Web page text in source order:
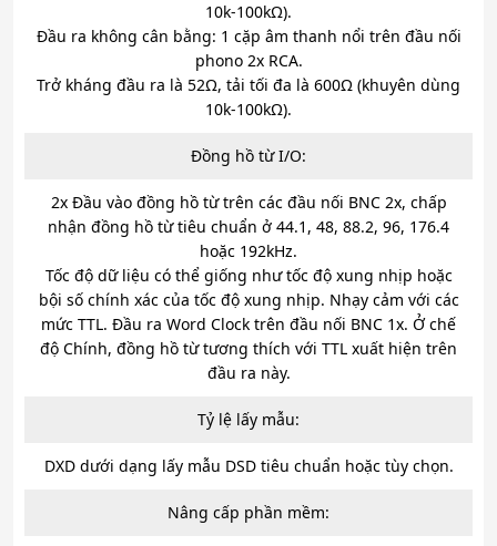
10k-100kΩ).
Đầu ra không cân bằng: 1 cặp âm thanh nổi trên đầu nối
phono 2x RCA.
Trở kháng đầu ra là 52Ω, tải tối đa là 600Ω (khuyên dùng
10k-100kΩ).
Đồng hồ từ I/O:
2x Đầu vào đồng hồ từ trên các đầu nối BNC 2x, chấp
nhận đồng hồ từ tiêu chuẩn ở 44.1, 48, 88.2, 96, 176.4
hoặc 192kHz.
Tốc độ dữ liệu có thể giống như tốc độ xung nhịp hoặc
bội số chính xác của tốc độ xung nhịp. Nhạy cảm với các
mức TTL. Đầu ra Word Clock trên đầu nối BNC 1x. Ở chế
độ Chính, đồng hồ từ tương thích với TTL xuất hiện trên
đầu ra này.
Tỷ lệ lấy mẫu:
DXD dưới dạng lấy mẫu DSD tiêu chuẩn hoặc tùy chọn.
Nâng cấp phần mềm: